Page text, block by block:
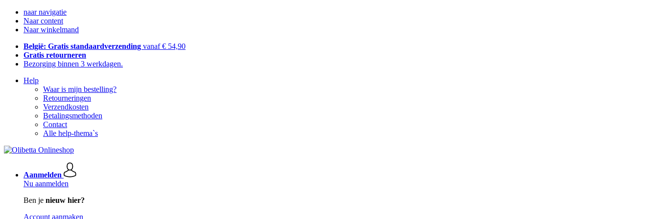
naar navigatie
Naar content
Naar winkelmand
België: Gratis standaardverzending vanaf € 54,90
Gratis retourneren
Bezorging binnen 3 werkdagen.
Help
Waar is mijn bestelling?
Retourneringen
Verzendkosten
Betalingsmethoden
Contact
Alle help-thema`s
Aanmelden
Nu aanmelden
Ben je nieuw hier?
Account aanmaken